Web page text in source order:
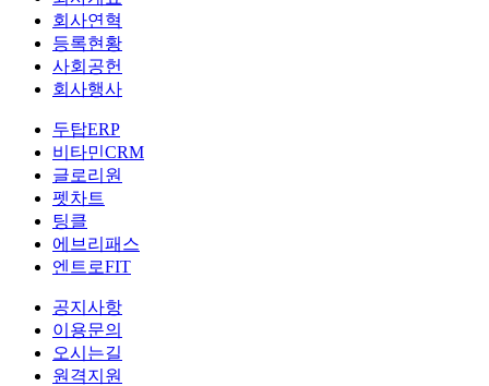
회사연혁
등록현황
사회공헌
회사행사
두탑ERP
비타민CRM
글로리원
펫차트
팅클
에브리패스
엔트로FIT
공지사항
이용문의
오시는길
원격지원